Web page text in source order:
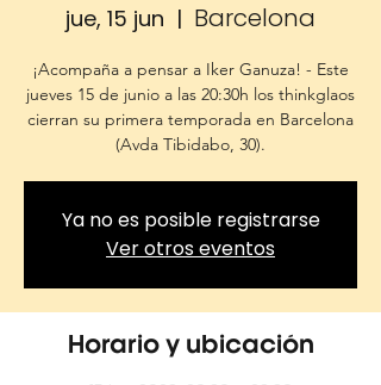
jue, 15 jun
  |
Barcelona
¡Acompaña a pensar a Iker Ganuza! - Este
jueves 15 de junio a las 20:30h los thinkglaos
cierran su primera temporada en Barcelona
(Avda Tibidabo, 30).
Ya no es posible registrarse
Ver otros eventos
Horario y ubicación